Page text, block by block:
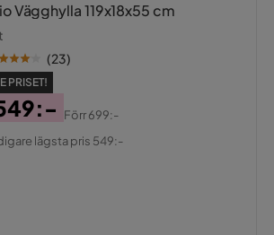
Vägghylla 119x18x55 cm
(23)
PRISET!
Förr699:-
lägsta pris 549:-